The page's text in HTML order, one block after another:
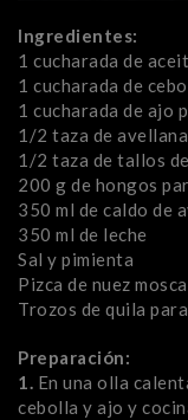
Ingredientes:
1 cucharada de
1 cucharada de
1 cucharada de ajo
1/2 taza de
1/2 taza de tallos
200 g de hongos
350 ml de caldo de
350 ml de leche
Sal y pimienta
Pizca de nuez
Trozos de quila
Preparación:
1. En una olla
cebolla y ajo y